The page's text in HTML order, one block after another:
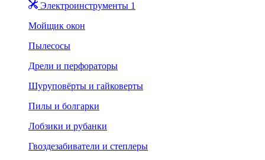
Электроинструменты 1
Мойщик окон
Пылесосы
Дрели и перфораторы
Шуруповёрты и гайковерты
Пилы и болгарки
Лобзики и рубанки
Гвоздезабиватели и степлеры